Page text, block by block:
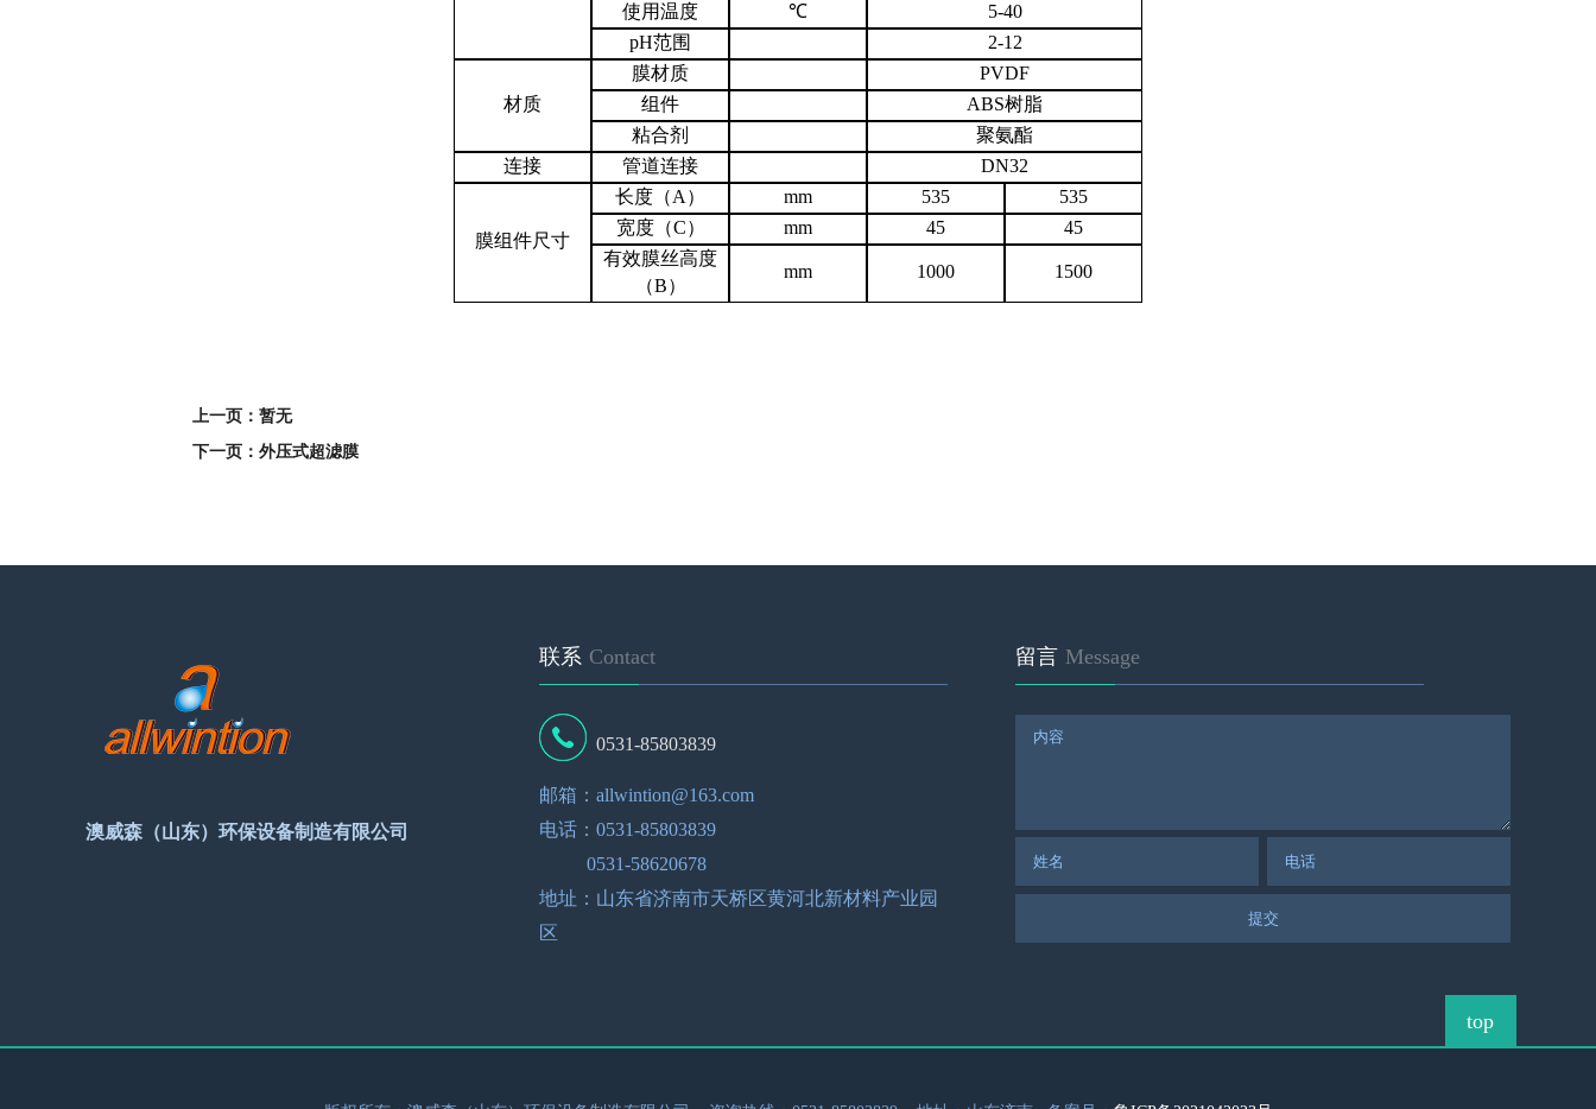
使用温度 ℃
5-40
pH范围 2-12
材质
膜材质
PVDF
组件
ABS树脂
粘合剂
聚氨酯
连接
管道连接 DN32
膜组件尺寸
长度（A ） mm 535
535
宽度（C） mm 45
45
有效膜丝高度
（B）
mm 1000 1500
上一页：暂无
下一页：外压式超滤膜
澳威森（山东）环保设备制造有限公司
联系 Contact
0531-85803839
邮箱：allwintion@163.com
电话：0531-85803839
0531-58620678
地址：山东省济南市天桥区黄河北新材料产业园
区
留言 Message
top